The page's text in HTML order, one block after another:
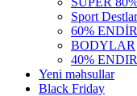
Sport
60%
BODYLAR
40%
Yeni məhsullar
Black Friday